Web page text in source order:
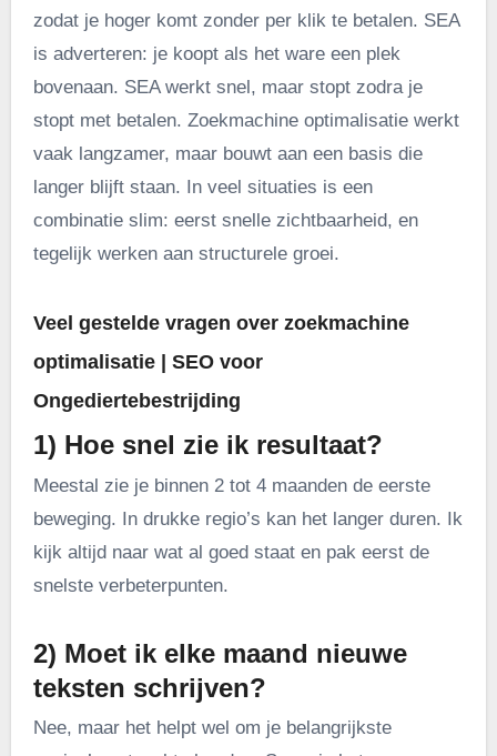
zodat je hoger komt zonder per klik te betalen. SEA
is adverteren: je koopt als het ware een plek
bovenaan. SEA werkt snel, maar stopt zodra je
stopt met betalen. Zoekmachine optimalisatie werkt
vaak langzamer, maar bouwt aan een basis die
langer blijft staan. In veel situaties is een
combinatie slim: eerst snelle zichtbaarheid, en
tegelijk werken aan structurele groei.
Veel gestelde vragen over zoekmachine
optimalisatie | SEO voor
Ongediertebestrijding
1) Hoe snel zie ik resultaat?
Meestal zie je binnen 2 tot 4 maanden de eerste
beweging. In drukke regio’s kan het langer duren. Ik
kijk altijd naar wat al goed staat en pak eerst de
snelste verbeterpunten.
2) Moet ik elke maand nieuwe
teksten schrijven?
Nee, maar het helpt wel om je belangrijkste